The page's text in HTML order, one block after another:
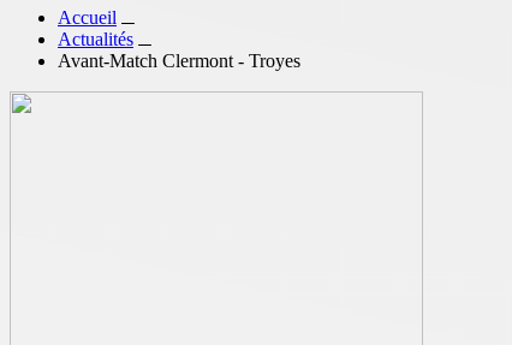
Accueil
Actualités
Avant-Match Clermont - Troyes